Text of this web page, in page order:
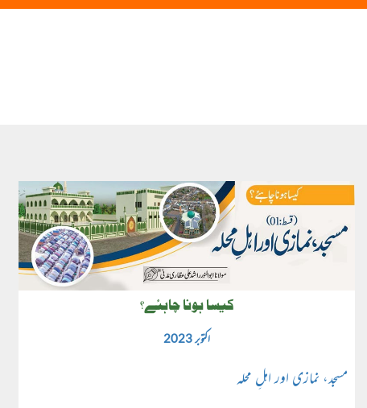
کیسا ہونا چاہئے؟
اکتوبر 2023
مسجد، نمازی اور اہلِ محلہ